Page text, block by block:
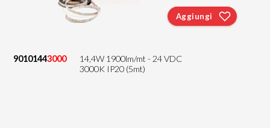
90101443000
14,4W 1900lm/mt - 24 VDC
3000K IP20 (5mt)
Aggiungi